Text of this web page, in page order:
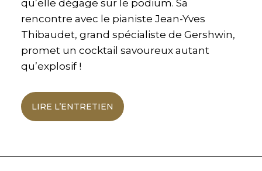
qu’elle dégage sur le podium. Sa
rencontre avec le pianiste Jean-Yves
Thibaudet, grand spécialiste de Gershwin,
promet un cocktail savoureux autant
qu’explosif !
LIRE L’ENTRETIEN